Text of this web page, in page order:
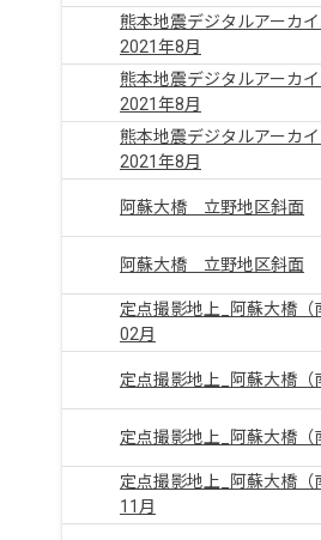
熊本地震デジタルアーカ
2021年8月
熊本地震デジタルアーカ
2021年8月
熊本地震デジタルアーカ
2021年8月
阿蘇大橋 立野地区斜面
阿蘇大橋 立野地区斜面
定点撮影地上_阿蘇大橋
02月
定点撮影地上_阿蘇大橋
定点撮影地上_阿蘇大橋
定点撮影地上_阿蘇大橋
11月